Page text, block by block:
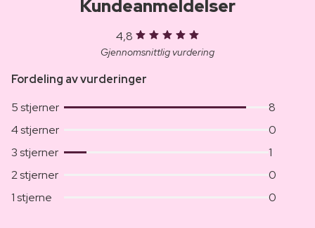
Kundeanmeldelser
4,8
Gjennomsnittlig vurdering
Fordeling av vurderinger
5 stjerner
8
4 stjerner
0
3 stjerner
1
2 stjerner
0
1 stjerne
0